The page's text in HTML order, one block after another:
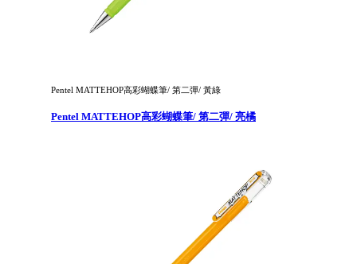
Pentel MATTEHOP高彩蝴蝶筆/ 第二彈/ 黃綠
Pentel MATTEHOP高彩蝴蝶筆/ 第二彈/ 亮橘